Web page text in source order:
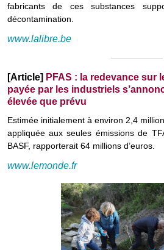
fabricants de ces substances
décontamination.
www.lalibre.be
[Article] PFAS : la redevance sur
payée par les industriels
élevée que prévu
Estimée initialement à environ 2,4
appliquée aux seules émissions de
BASF, rapporterait 64 millions d’euros.
www.lemonde.fr